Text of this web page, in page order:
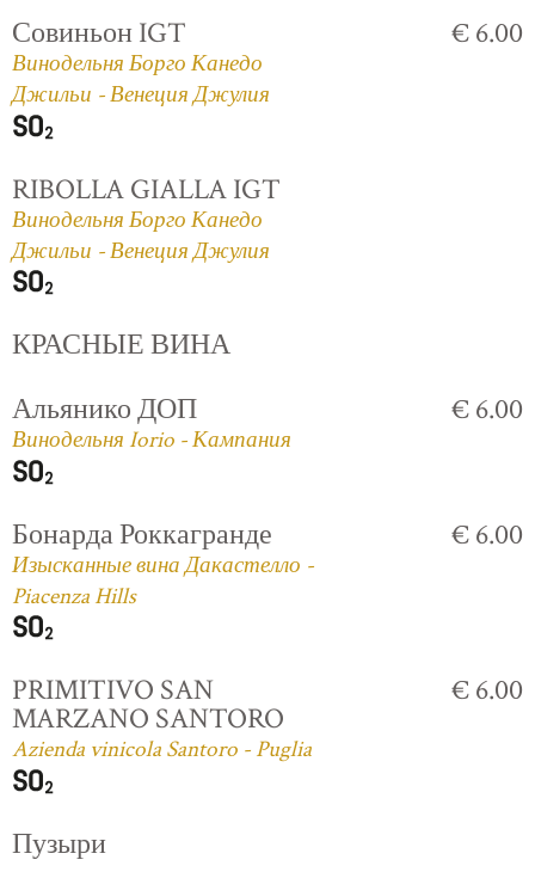
Совиньон IGT
Винодельня Борго Канедо
Джильи - Венеция Джулия
€ 6.00
RIBOLLA GIALLA IGT
Винодельня Борго Канедо
Джильи - Венеция Джулия
КРАСНЫЕ ВИНА
Альянико ДОП
Винодельня Iorio - Кампания
€ 6.00
Бонарда Роккагранде
Изысканные вина Дакастелло -
Piacenza Hills
€ 6.00
PRIMITIVO SAN
MARZANO SANTORO
Azienda vinicola Santoro - Puglia
€ 6.00
Пузыри